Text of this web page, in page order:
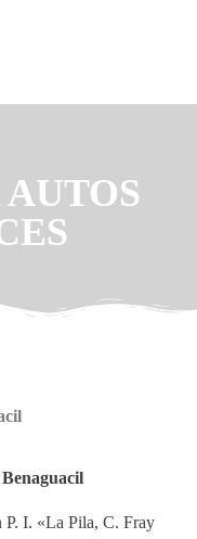
P. I. «La Pila, C. Fray